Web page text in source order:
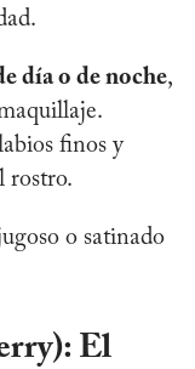
día o de noche,
finos y
rostro.
o satinado
El